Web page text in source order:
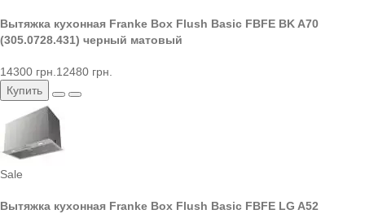
Вытяжка кухонная Franke Box Flush Basic FBFE BK A70
(305.0728.431) черный матовый
14300 грн. 12480 грн.
Купить
Sale
Вытяжка кухонная Franke Box Flush Basic FBFE LG A52